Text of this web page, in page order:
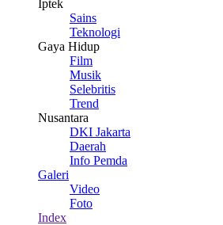
Iptek
Sains
Teknologi
Gaya Hidup
Film
Musik
Selebritis
Trend
Nusantara
DKI Jakarta
Daerah
Info Pemda
Galeri
Video
Foto
Index